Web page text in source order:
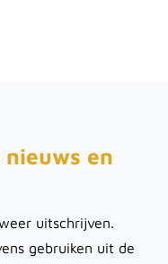
en
uitschrijven.
gebruiken uit de